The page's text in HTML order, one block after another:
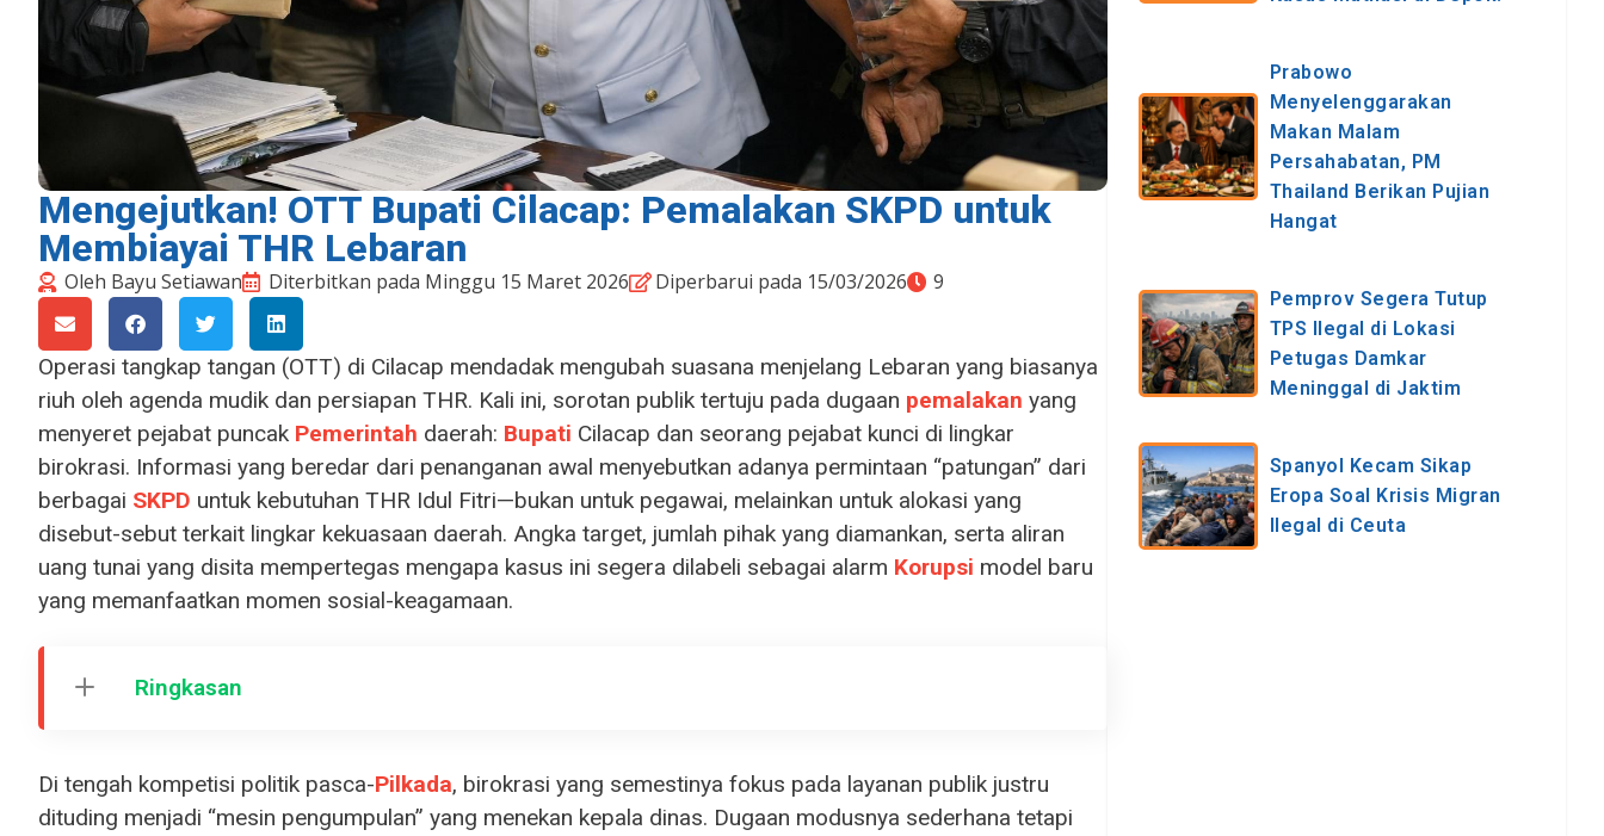
Mengejutkan! OTT Bupati Cilacap: Pemalakan SKPD untuk
Membiayai THR Lebaran
Oleh Bayu Setiawan Diterbitkan pada Minggu 15 Maret 2026 Diperbarui pada 15/03/2026 9
Operasi tangkap tangan (OTT) di Cilacap mendadak mengubah suasana menjelang Lebaran yang biasanya
riuh oleh agenda mudik dan persiapan THR. Kali ini, sorotan publik tertuju pada dugaan pemalakan yang
menyeret pejabat puncak Pemerintah daerah: Bupati Cilacap dan seorang pejabat kunci di lingkar
birokrasi. Informasi yang beredar dari penanganan awal menyebutkan adanya permintaan “patungan” dari
berbagai SKPD untuk kebutuhan THR Idul Fitri—bukan untuk pegawai, melainkan untuk alokasi yang
disebut-sebut terkait lingkar kekuasaan daerah. Angka target, jumlah pihak yang diamankan, serta aliran
uang tunai yang disita mempertegas mengapa kasus ini segera dilabeli sebagai alarm Korupsi model baru
yang memanfaatkan momen sosial-keagamaan.
Ringkasan
Di tengah kompetisi politik pasca-Pilkada, birokrasi yang semestinya fokus pada layanan publik justru
dituding menjadi “mesin pengumpulan” yang menekan kepala dinas. Dugaan modusnya sederhana tetapi
Prabowo
Menyelenggarakan
Makan Malam
Persahabatan, PM
Thailand Berikan Pujian
Hangat
Pemprov Segera Tutup
TPS Ilegal di Lokasi
Petugas Damkar
Meninggal di Jaktim
Spanyol Kecam Sikap
Eropa Soal Krisis Migran
Ilegal di Ceuta